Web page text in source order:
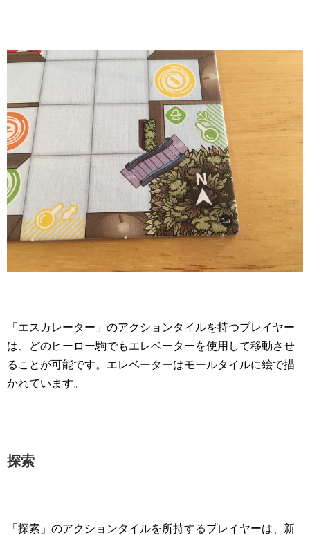
「エスカレーター」のアクションタイルを持つプレイヤー
は、どのヒーロー駒でもエレベーターを使用して移動させ
ることが可能です。エレベーターはモールタイルに絵で描
かれています。
探索
「探索」のアクションタイルを所持するプレイヤーは、新